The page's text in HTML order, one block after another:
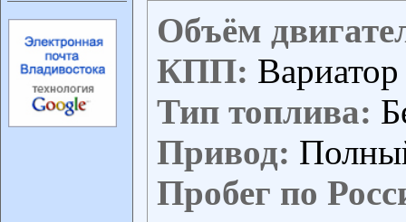
Объём
КПП: Вариатор
Тип топлива:
Привод:
Пробег по